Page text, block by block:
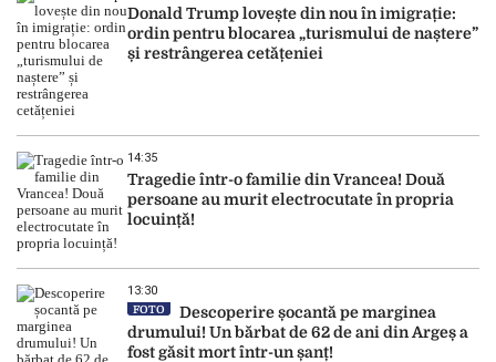
Donald Trump lovește din nou în imigrație:
ordin pentru blocarea „turismului de naștere”
și restrângerea cetățeniei
14:35
Tragedie într-o familie din Vrancea! Două
persoane au murit electrocutate în propria
locuință!
13:30
FOTO
Descoperire șocantă pe marginea
drumului! Un bărbat de 62 de ani din Argeș a
fost găsit mort într-un șanț!